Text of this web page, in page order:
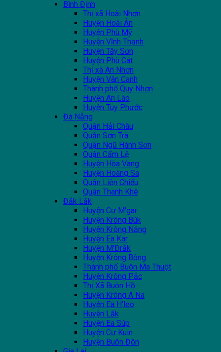
Bình Định
Thị xã Hoài Nhơn
Huyện Hoài Ân
Huyện Phù Mỹ
Huyện Vĩnh Thạnh
Huyện Tây Sơn
Huyện Phù Cát
Thị xã An Nhơn
Huyện Vân Canh
Thành phố Quy Nhơn
Huyện An Lão
Huyện Tuy Phước
Đà Nẵng
Quận Hải Châu
Quận Sơn Trà
Quận Ngũ Hành Sơn
Quận Cẩm Lệ
Huyện Hòa Vang
Huyện Hoàng Sa
Quận Liên Chiểu
Quận Thanh Khê
Đắk Lắk
Huyện Cư M'gar
Huyện Krông Búk
Huyện Krông Năng
Huyện Ea Kar
Huyện M'Đrắk
Huyện Krông Bông
Thành phố Buôn Ma Thuột
Huyện Krông Pắc
Thị Xã Buôn Hồ
Huyện Krông A Na
Huyện Ea H'leo
Huyện Lắk
Huyện Ea Súp
Huyện Cư Kuin
Huyện Buôn Đôn